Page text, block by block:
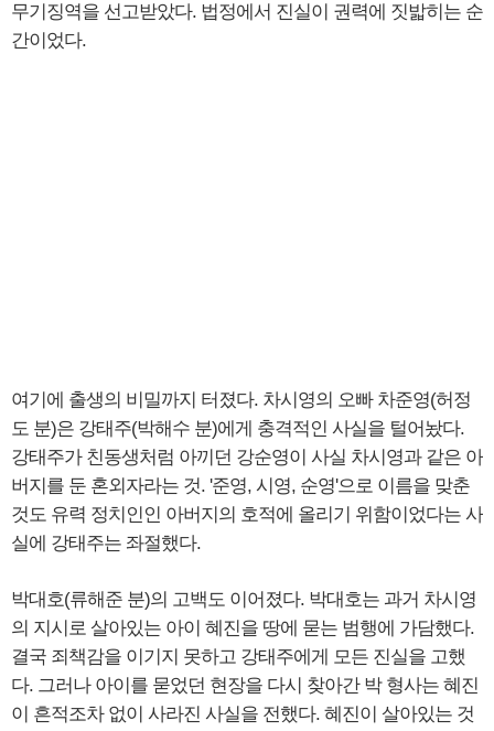
무기징역을 선고받았다. 법정에서 진실이 권력에 짓밟히는 순
간이었다.
여기에 출생의 비밀까지 터졌다. 차시영의 오빠 차준영(허정
도 분)은 강태주(박해수 분)에게 충격적인 사실을 털어놨다.
강태주가 친동생처럼 아끼던 강순영이 사실 차시영과 같은 아
버지를 둔 혼외자라는 것. '준영, 시영, 순영'으로 이름을 맞춘
것도 유력 정치인인 아버지의 호적에 올리기 위함이었다는 사
실에 강태주는 좌절했다.
박대호(류해준 분)의 고백도 이어졌다. 박대호는 과거 차시영
의 지시로 살아있는 아이 혜진을 땅에 묻는 범행에 가담했다.
결국 죄책감을 이기지 못하고 강태주에게 모든 진실을 고했
다. 그러나 아이를 묻었던 현장을 다시 찾아간 박 형사는 혜진
이 흔적조차 없이 사라진 사실을 전했다. 혜진이 살아있는 것